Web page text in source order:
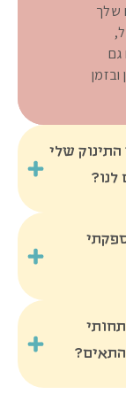
שלך
גם
שלי
לנו?
לך
של
כך שאם
נכון לך